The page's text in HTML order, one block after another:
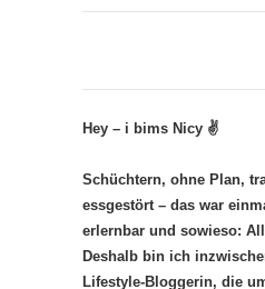
Hey – i bims Nicy ✌
Schüchtern, ohne Plan,
essgestört – das war
erlernbar und sowieso:
Deshalb bin ich
Lifestyle-Bloggerin, die